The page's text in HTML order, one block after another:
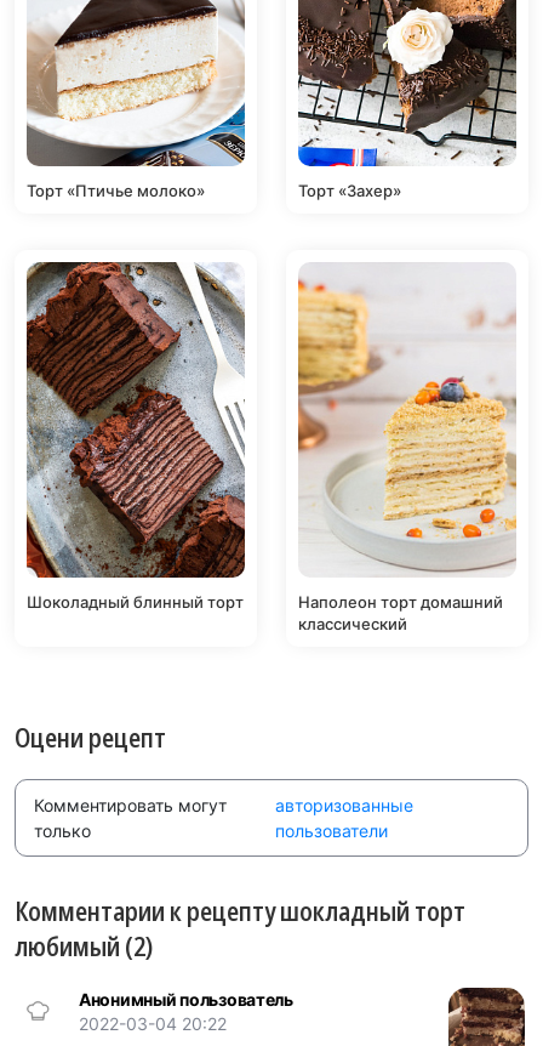
Торт «Птичье молоко» Торт «Захер»
Шоколадный блинный торт
Наполеон торт домашний
классический
Оцени рецепт
Комментировать могут
только
авторизованные
пользователи
Комментарии к рецепту шокладный торт
любимый (2)
Анонимный пользователь
2022-03-04 20:22